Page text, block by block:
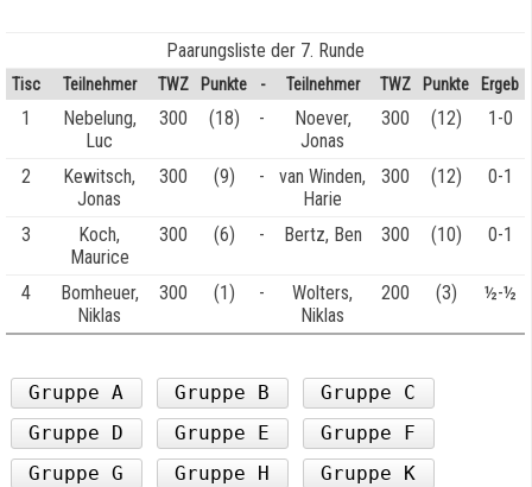
Paarungsliste der 7. Runde
Tisc Teilnehmer TWZ Punkte - Teilnehmer TWZ Punkte Ergeb
1
Nebelung,
Luc
300 (18) -
Noever,
Jonas
300 (12) 1-0
2
Kewitsch,
Jonas
300 (9) -
van Winden,
Harie
300 (12) 0-1
3
Koch,
Maurice
300 (6) - Bertz, Ben 300 (10) 0-1
4
Bomheuer,
Niklas
300 (1) -
Wolters,
Niklas
200 (3) ½-½
Gruppe A Gruppe B
Gruppe C
Gruppe D
Gruppe E
Gruppe F
Gruppe G
Gruppe H Gruppe K